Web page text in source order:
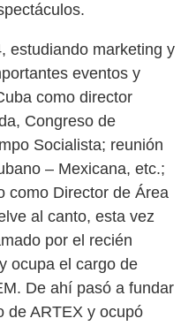
estudiando marketing y
eventos y
como director
Congreso de
Socialista; reunión
– Mexicana, etc.;
como Director de Área
al canto, esta vez
por el recién
ocupa el cargo de
De ahí pasó a fundar
de ARTEX y ocupó